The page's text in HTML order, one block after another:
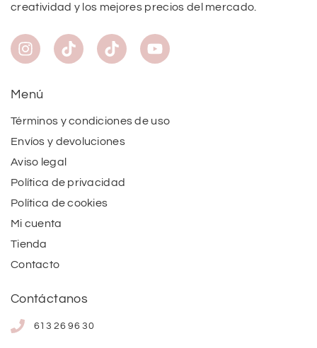
creatividad y los mejores precios del mercado.
Menú
Términos y condiciones de uso
Envíos y devoluciones
Aviso legal
Política de privacidad
Política de cookies
Mi cuenta
Tienda
Contacto
Contáctanos
613 26 96 30